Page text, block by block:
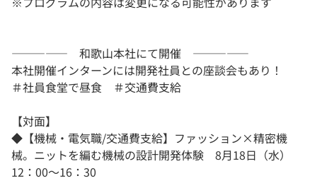
――――― 和歌山本社にて開催 ―――――
本社開催インターンには開発社員との座談会もあり！
＃社員食堂で昼食 ＃交通費支給
【対面】
◆【機械・電気職/交通費支給】ファッション×精密機
械。ニットを編む機械の設計開発体験 8月18日（水）
12：00～16：30